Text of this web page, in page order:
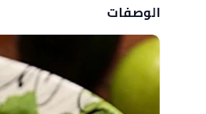
الوصفات